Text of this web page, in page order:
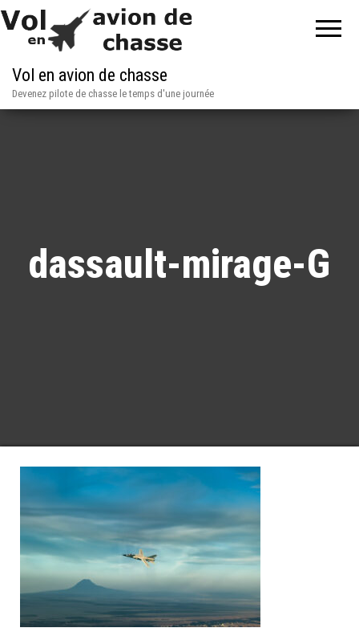
Vol en avion de chasse
Devenez pilote de chasse le temps d'une journée
dassault-mirage-G